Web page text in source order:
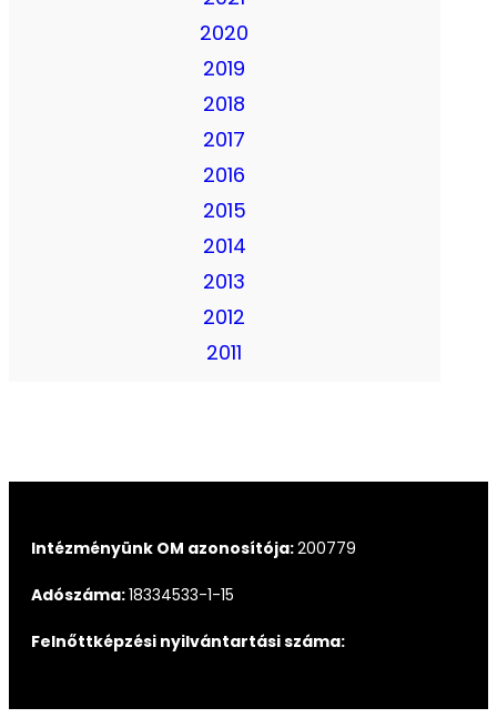
2020
2019
2018
2017
2016
2015
2014
2013
2012
2011
Intézményünk OM azonosítója:200779
Adószáma:18334533-1-15
Felnőttképzési nyilvántartási száma: